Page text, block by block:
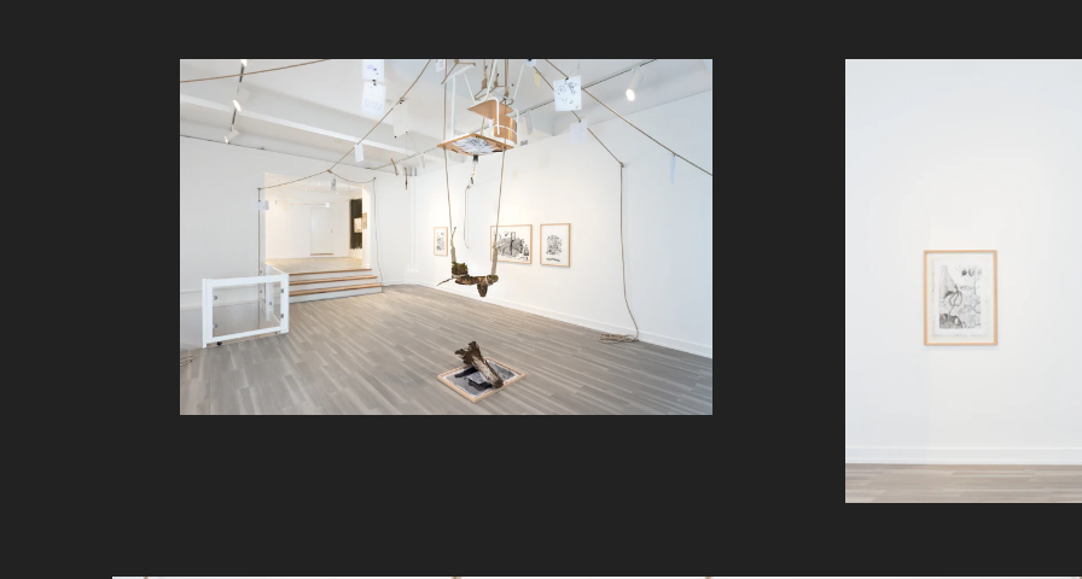
vår solsystem.
Låten var samlingens representasjon av ensomhet.
13 juni 2013, valgte Daniel bort livet, 9926 dager gammel.
Ingenting av det vi planla for fremtiden kunne lenger bli noe av.
På graven hans står det Fred og Kjærlighet.
Fred og Kjærlighet
2015
-Martin Schreiner